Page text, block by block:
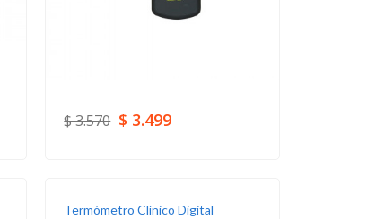
$ 3.570 $ 3.499
Termómetro Clínico Digital